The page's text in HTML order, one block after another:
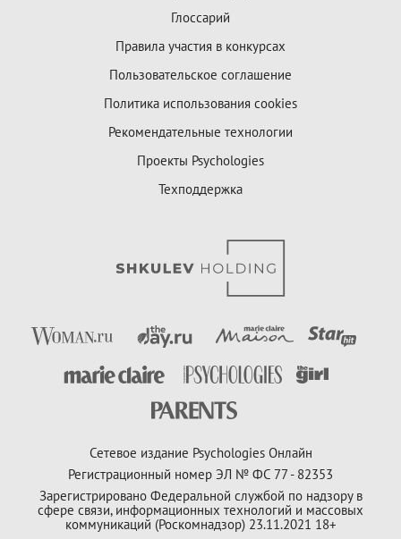
Глоссарий
Правила участия в конкурсах
Пользовательское соглашение
Политика использования cookies
Рекомендательные технологии
Проекты Psychologies
Техподдержка
Сетевое издание Psychologies Онлайн
Регистрационный номер ЭЛ № ФС 77 - 82353
Зарегистрировано Федеральной службой по надзору в
сфере связи, информационных технологий и массовых
коммуникаций (Роскомнадзор) 23.11.2021 18+